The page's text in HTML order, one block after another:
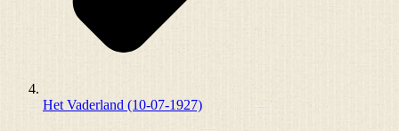
Het Vaderland (10-07-1927)